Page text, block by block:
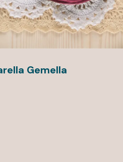
Gemella